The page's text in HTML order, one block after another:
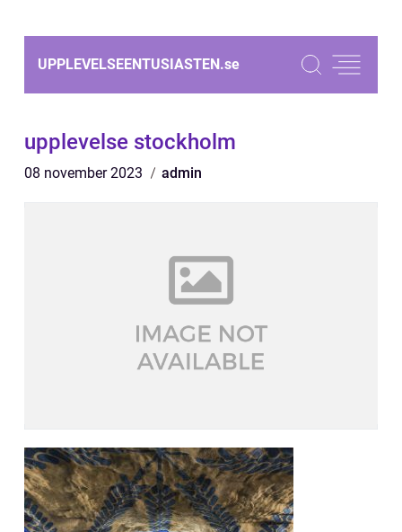
UPPLEVELSEENTUSIASTEN.se
upplevelse stockholm
08 november 2023 admin